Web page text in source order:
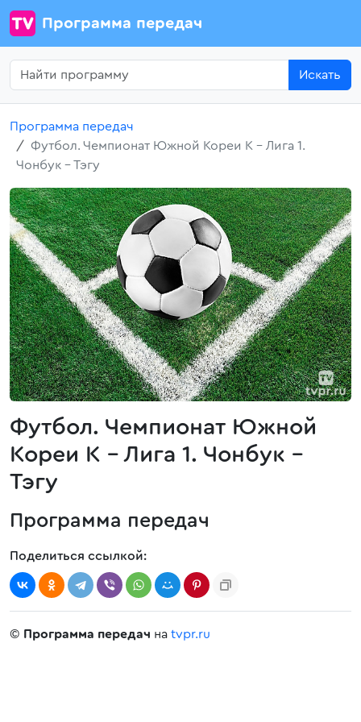
Программа передач
Искать
Программа передач
Футбол. Чемпионат Южной Кореи К - Лига 1.
Чонбук - Тэгу
Футбол. Чемпионат Южной
Кореи К - Лига 1. Чонбук -
Тэгу
Программа передач
Поделиться ссылкой:
© Программа передач на tvpr.ru